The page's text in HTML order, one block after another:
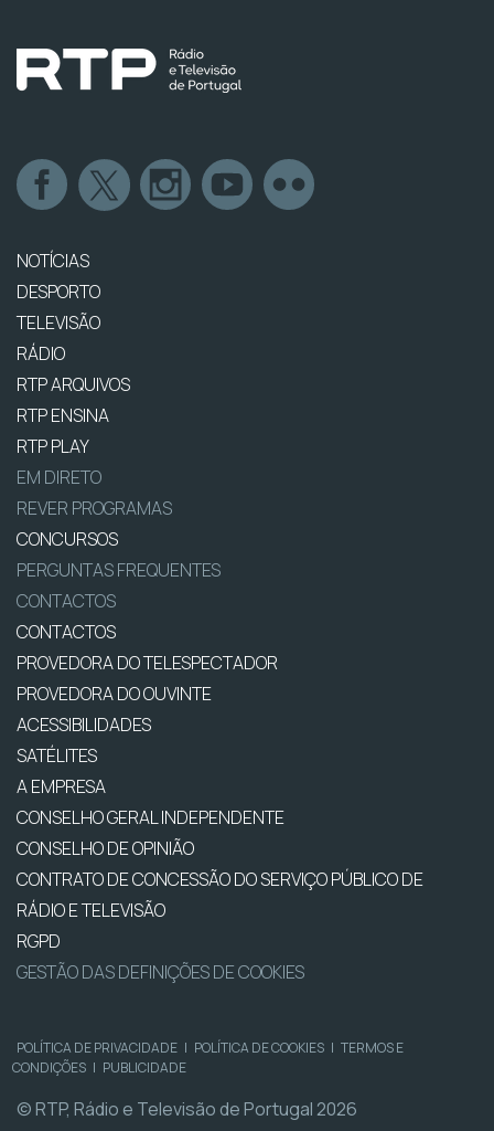
NOTÍCIAS
DESPORTO
TELEVISÃO
RÁDIO
RTP ARQUIVOS
RTP ENSINA
RTP PLAY
EM DIRETO
REVER PROGRAMAS
CONCURSOS
PERGUNTAS FREQUENTES
CONTACTOS
CONTACTOS
PROVEDORA DO TELESPECTADOR
PROVEDORA DO OUVINTE
ACESSIBILIDADES
SATÉLITES
A EMPRESA
CONSELHO GERAL INDEPENDENTE
CONSELHO DE OPINIÃO
CONTRATO DE CONCESSÃO DO SERVIÇO PÚBLICO DE
RÁDIO E TELEVISÃO
RGPD
GESTÃO DAS DEFINIÇÕES DE COOKIES
POLÍTICA DE PRIVACIDADE | POLÍTICA DE COOKIES | TERMOS E
CONDIÇÕES | PUBLICIDADE
© RTP, Rádio e Televisão de Portugal 2026